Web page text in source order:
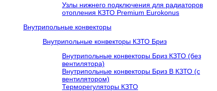
Узлы нижнего подключения для радиаторов
отопления КЗТО Premium Eurokonus
Внутрипольные конвекторы
Внутрипольные конвекторы КЗТО Бриз
Внутрипольные конвекторы Бриз КЗТО (без
вентилятора)
Внутрипольные конвекторы Бриз В КЗТО (с
вентилятором)
Терморегуляторы КЗТО